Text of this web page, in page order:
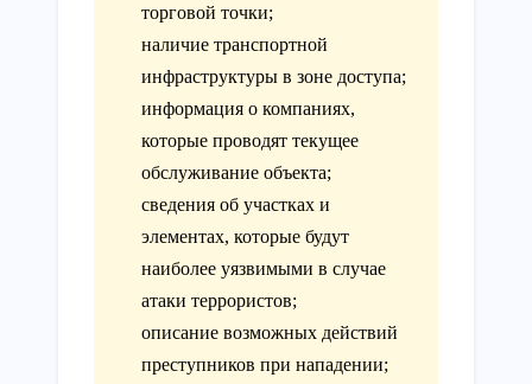
торговой точки;
наличие транспортной
инфраструктуры в зоне доступа;
информация о компаниях,
которые проводят текущее
обслуживание объекта;
сведения об участках и
элементах, которые будут
наиболее уязвимыми в случае
атаки террористов;
описание возможных действий
преступников при нападении;